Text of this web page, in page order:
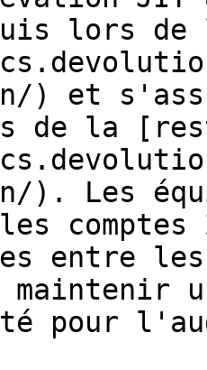
lors
) et
de la
). Les
entre
maintenir
pour